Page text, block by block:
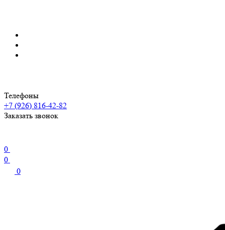
Телефоны
+7 (926) 816-42-82
Заказать звонок
0
0
0